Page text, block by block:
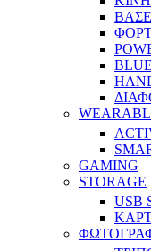
GAMING
STORAGE
USB